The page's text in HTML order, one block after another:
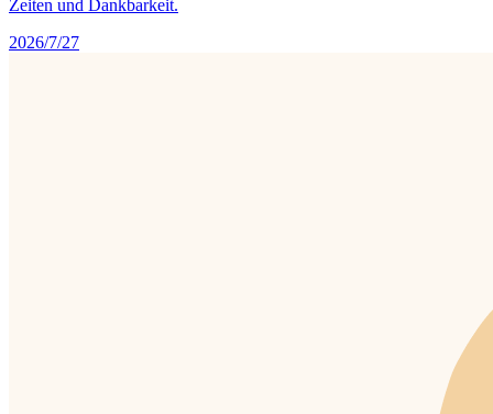
Zeiten und Dankbarkeit.
2026/7/27